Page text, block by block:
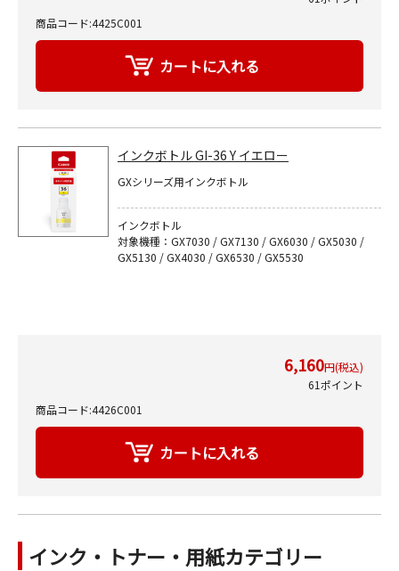
商品コード:4425C001
インクボトル GI-36 Y イエロー
GXシリーズ用インクボトル
インクボトル
対象機種：GX7030 / GX7130 / GX6030 / GX5030 /
GX5130 / GX4030 / GX6530 / GX5530
6,160円(税込)
61ポイント
商品コード:4426C001
インク・トナー・用紙カテゴリー